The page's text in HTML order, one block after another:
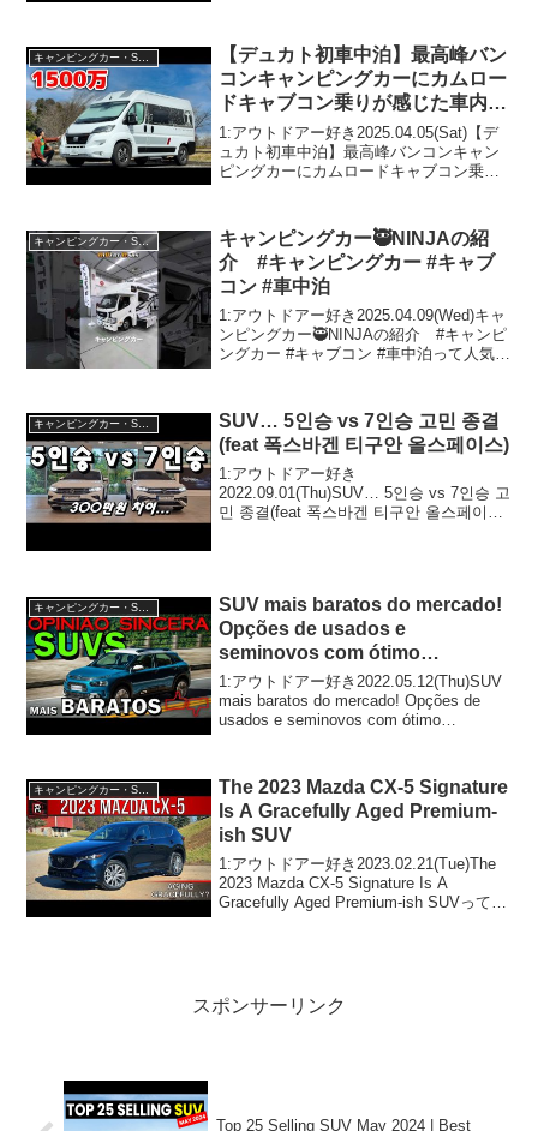
2021.10.04(Mon)この動画は注目です...
キャンピングカー・SUV人気車種
【デュカト初車中泊】最高峰バン
コンキャンピングカーにカムロー
ドキャブコン乗りが感じた車内と
走行性能違い【トイファクトリー
ダヴィンチ5.4】
1:アウトドアー好き2025.04.05(Sat)【デ
ュカト初車中泊】最高峰バンコンキャン
ピングカーにカムロードキャブコン乗り
らしいぞ、見逃さないで！！2:アウト...
キャンピングカー・SUV人気車種
キャンピングカー🥷NINJAの紹
介 #キャンピングカー #キャブ
コン #車中泊
1:アウトドアー好き2025.04.09(Wed)キャ
ンピングカー🥷NINJAの紹介 #キャンピ
ングカー #キャブコン #車中泊って人気で
注目です！3...
キャンピングカー・SUV人気車種
SUV… 5인승 vs 7인승 고민 종결
(feat 폭스바겐 티구안 올스페이스)
1:アウトドアー好き
2022.09.01(Thu)SUV… 5인승 vs 7인승 고
민 종결(feat 폭스바겐 티구안 올스페이스)
SUV mais baratos do mercado!
Opções de usados e
seminovos com ótimo
custo/benefício
1:アウトドアー好き2022.05.12(Thu)SUV
mais baratos do mercado! Opções de
usados e seminovos com ótimo
キャンピングカー・SUV人気車種
The 2023 Mazda CX-5 Signature
Is A Gracefully Aged Premium-
ish SUV
1:アウトドアー好き2023.02.21(Tue)The
2023 Mazda CX-5 Signature Is A
Gracefully Aged Premium-ish SUVって人
スポンサーリンク
Top 25 Selling SUV May 2024 | Best